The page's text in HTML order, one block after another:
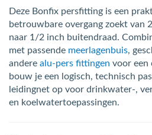
Deze Bonfix persfitting is een
betrouwbare overgang zoekt van
naar 1/2 inch buitendraad.
met passende meerlagenbuis,
andere alu-pers fittingen voor een
bouw je een logisch, technisch
leidingnet op voor drinkwater-,
en koelwatertoepassingen.